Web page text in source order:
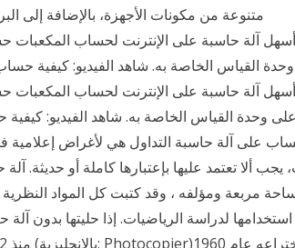
متنوعة من مكونات الأجهزة، بالإضافة إلى
آلة حاسبة على الإنترنت لحساب المكعبات
آلة حاسبة على الإنترنت لحساب المكعبات
على آلة حاسبة التداول هي لأغراض
يجب ألا تعتمد عليها بإعتبارها كاملة أو حديثة.
مربعة ومؤلفه ، وقد كتبت كل المواد